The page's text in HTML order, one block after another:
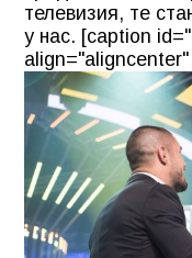
телевизия, те
у нас. [caption